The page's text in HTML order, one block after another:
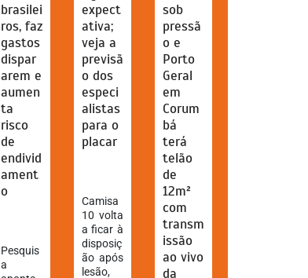
brasilei
ros, faz
gastos
dispar
arem e
aumen
ta
risco
de
endivid
ament
o
Pesquis
a
expect
ativa;
veja a
previsã
o dos
especi
alistas
para o
placar
Camisa
10 volta
a ficar à
disposiç
ão após
lesão,
sob
pressã
o e
Porto
Geral
em
Corum
bá
terá
telão
de
12m²
com
transm
issão
ao vivo
da